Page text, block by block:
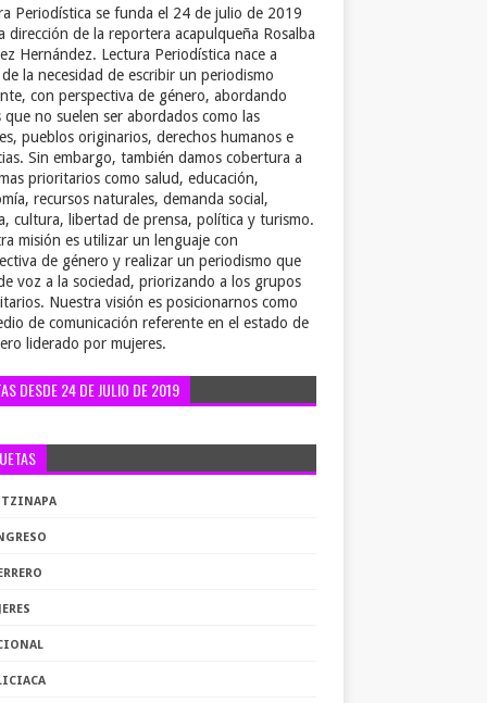
Periodística se funda el 24 de julio de 2019
dirección de la reportera acapulqueña Rosalba
Hernández. Lectura Periodística nace a
la necesidad de escribir un periodismo
con perspectiva de género, abordando
que no suelen ser abordados como las
pueblos originarios, derechos humanos e
Sin embargo, también damos cobertura a
prioritarios como salud, educación,
recursos naturales, demanda social,
cultura, libertad de prensa, política y turismo.
misión es utilizar un lenguaje con
de género y realizar un periodismo que
voz a la sociedad, priorizando a los grupos
Nuestra visión es posicionarnos como
de comunicación referente en el estado de
liderado por mujeres.
DESDE 24 DE JULIO DE 2019